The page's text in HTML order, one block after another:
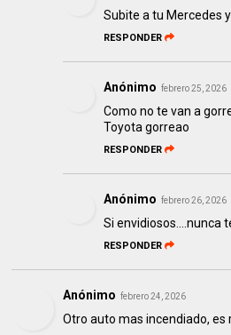
Subite a tu Mercedes
RESPONDER
Anónimo febrero 25, 2026
Como no te van a
Toyota gorreao
RESPONDER
Anónimo febrero 26, 2026
Si envidiosos….nunca
RESPONDER
Anónimo febrero 24, 2026
Otro auto mas incendiado, es